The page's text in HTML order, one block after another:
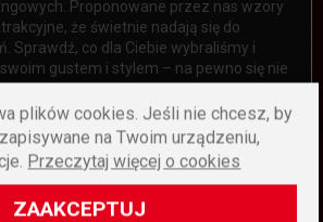
Proponowane przez nas wzory
że świetnie nadają się do
Sprawdź, co dla Ciebie wybraliśmy i
gustem i stylem – na pewno się nie
plików cookies. Jeśli nie chcesz, by
na Twoim urządzeniu,
Przeczytaj więcej o cookies
ZAAKCEPTUJ